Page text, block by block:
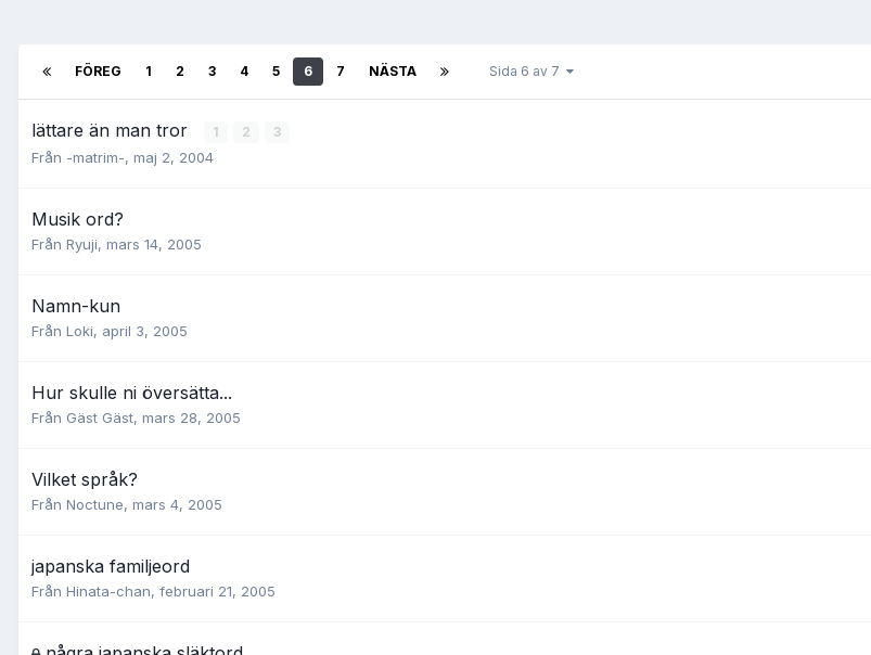
FÖREG 1 2 3 4 5 6 7 NÄSTA Sida 6 av 7
lättare än man tror 1 2 3
Från -matrim-, maj 2, 2004
Musik ord?
Från Ryuji, mars 14, 2005
Namn-kun
Från Loki, april 3, 2005
Hur skulle ni översätta...
Från Gäst Gäst, mars 28, 2005
Vilket språk?
Från Noctune, mars 4, 2005
japanska familjeord
Från Hinata-chan, februari 21, 2005